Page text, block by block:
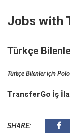
Jobs with
Türkçe
Türkçe Bilenler için
TransferGo İş
SHARE: